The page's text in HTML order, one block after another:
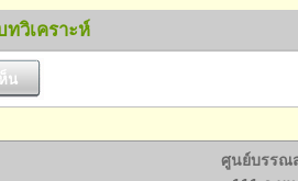
ทวิเคราะห์
ศูนย์บรรณ